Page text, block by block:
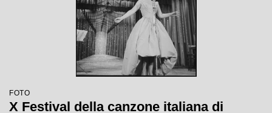
FOTO
X Festival della canzone italiana di